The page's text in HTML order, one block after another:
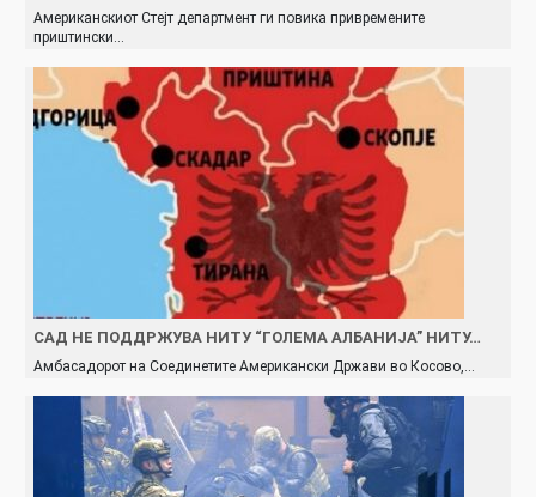
Американскиот Стејт департмент ги повика привремените
приштински…
САД НЕ ПОДДРЖУВА НИТУ “ГОЛЕМА АЛБАНИЈА” НИТУ…
Амбасадорот на Соединетите Американски Држави во Косово,…